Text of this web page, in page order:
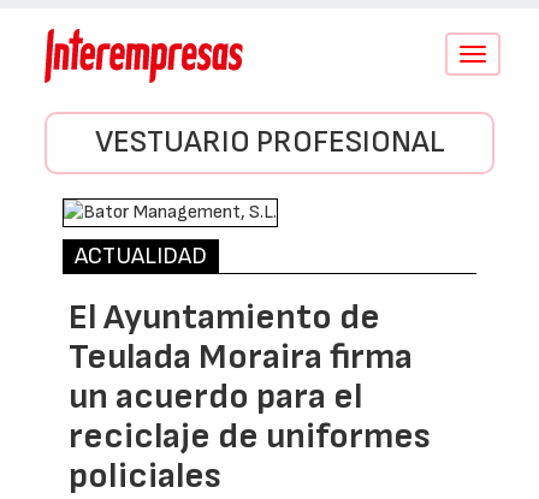
Conmutar
VESTUARIO PROFESIONAL
ACTUALIDAD
El Ayuntamiento de
Teulada Moraira firma
un acuerdo para el
reciclaje de uniformes
policiales